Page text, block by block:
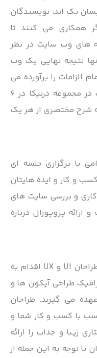
بک اند، نویسندگان
می کنند تا
های وب سایت در نظر
نتیجه نهایی یک وب
را برآورده می
کند. طراحی و راه اندازی وب سایت در مجموعه درنیکا در 6
شرح مختصری از هر یک
با برگزاری جلسه ای
و کار و ایده هایتان
و بررسی سایت های
پروپوزال درباره
پس از مشخص شدن نیازهای لازم، طراحان UI و UX اقدام به
طراحی آیکون ها و
می گیرند. طراحان
با کسب و کار شما و
زیبا و جذاب را ارائه
توجه به این جمله از